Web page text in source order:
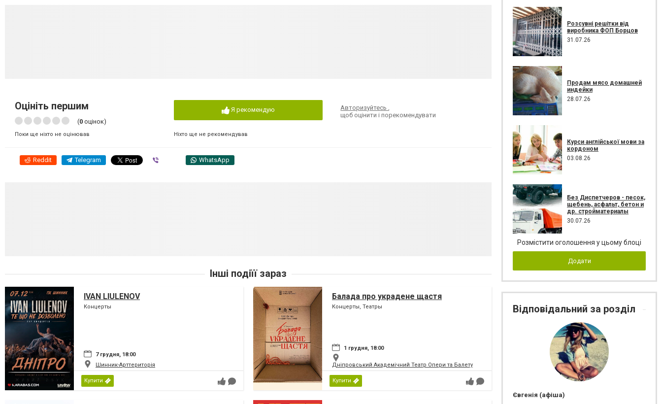
Оцініть першим
(0 оцінок)
Поки ще ніхто не оцінював
Я рекомендую
Ніхто ще не рекомендував
Авторизуйтесь
щоб оцінити і порекомендувати
Reddit Telegram WhatsApp
Інші подіїї зараз
IVAN LIULENOV
Концерты
7 грудня, 18:00
Шинник-Арттериторія
Купити
Балада про украдене щастя
Концерты, Театры
1 грудня, 18:00
Дніпровський Академічний Театр Опери та Балету
Купити
Розсувні решітки від
виробника ФОП Борцов
31.07.26
Продам мясо домашней
индейки
28.07.26
Курси англійської мови за
кордоном
03.08.26
Без Диспетчеров - песок,
щебень, асфальт, бетон и
др. стройматериалы
30.07.26
Розмістити оголошення у цьому блоці
Додати
Відповідальний за розділ
Євгенія (афіша)